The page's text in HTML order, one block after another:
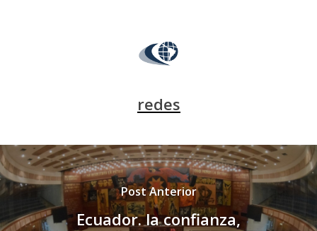
redes
Post Anterior
Ecuador. la confianza,